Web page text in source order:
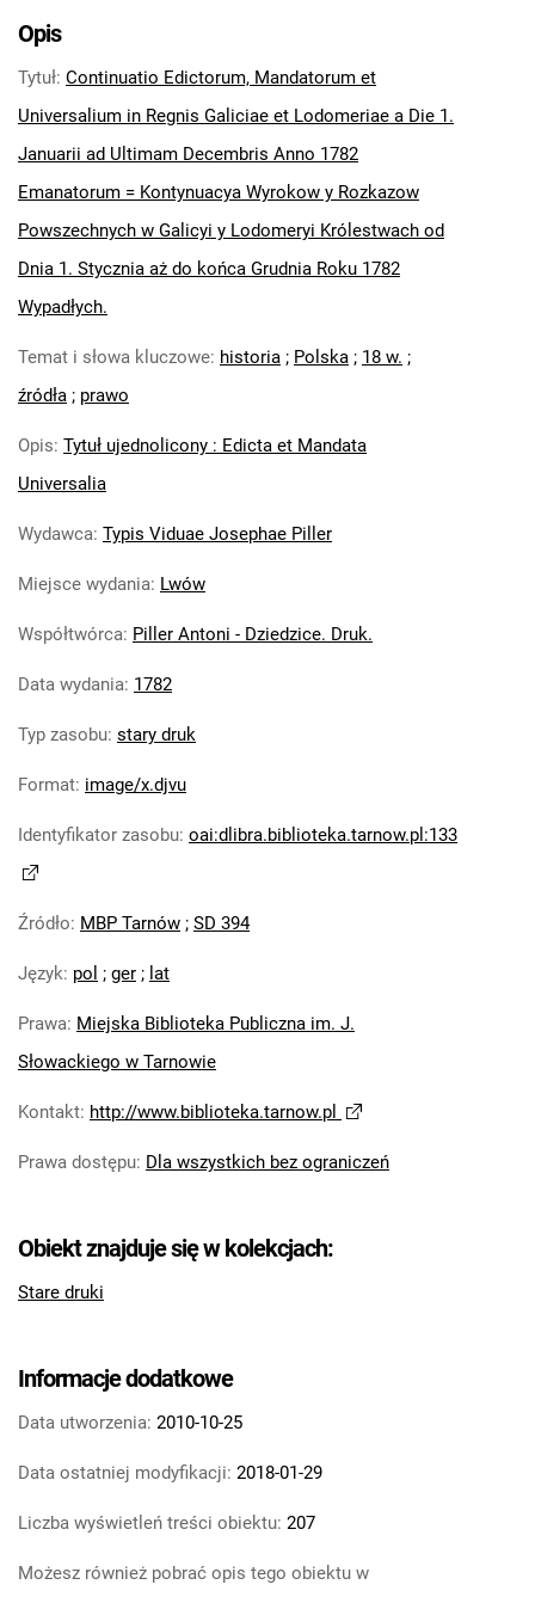
Opis
Tytuł: Continuatio Edictorum, Mandatorum et
Universalium in Regnis Galiciae et Lodomeriae a Die 1.
Januarii ad Ultimam Decembris Anno 1782
Emanatorum = Kontynuacya Wyrokow y Rozkazow
Powszechnych w Galicyi y Lodomeryi Królestwach od
Dnia 1. Stycznia aż do końca Grudnia Roku 1782
Wypadłych.
Temat i słowa kluczowe: historia ; Polska ; 18 w. ;
źródła ; prawo
Opis: Tytuł ujednolicony : Edicta et Mandata
Universalia
Wydawca: Typis Viduae Josephae Piller
Miejsce wydania: Lwów
Współtwórca: Piller Antoni - Dziedzice. Druk.
Data wydania: 1782
Typ zasobu: stary druk
Format: image/x.djvu
Identyfikator zasobu: oai:dlibra.biblioteka.tarnow.pl:133
Źródło: MBP Tarnów ; SD 394
Język: pol ; ger ; lat
Prawa: Miejska Biblioteka Publiczna im. J.
Słowackiego w Tarnowie
Kontakt: http://www.biblioteka.tarnow.pl
Prawa dostępu: Dla wszystkich bez ograniczeń
Obiekt znajduje się w kolekcjach:
Stare druki
Informacje dodatkowe
Data utworzenia: 2010-10-25
Data ostatniej modyfikacji: 2018-01-29
Liczba wyświetleń treści obiektu: 207
Możesz również pobrać opis tego obiektu w